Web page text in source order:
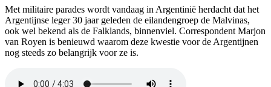
Met militaire parades wordt vandaag in Argentinië herdacht dat het
Argentijnse leger 30 jaar geleden de eilandengroep de Malvinas,
ook wel bekend als de Falklands, binnenviel. Correspondent Marjon
van Royen is benieuwd waarom deze kwestie voor de Argentijnen
nog steeds zo belangrijk voor ze is.